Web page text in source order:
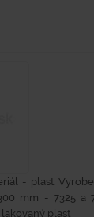
- plast
mm - 7325 a
plast